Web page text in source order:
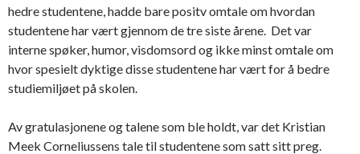
hedre studentene, hadde bare positv omtale om hvordan
studentene har vært gjennom de tre siste årene. Det var
interne spøker, humor, visdomsord og ikke minst omtale om
hvor spesielt dyktige disse studentene har vært for å bedre
studiemiljøet på skolen.
Av gratulasjonene og talene som ble holdt, var det Kristian
Meek Corneliussens tale til studentene som satt sitt preg.